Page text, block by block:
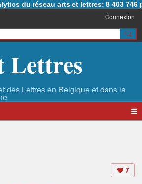
du réseau arts et lettres: 8 403 746
Connexion
Lettres
7